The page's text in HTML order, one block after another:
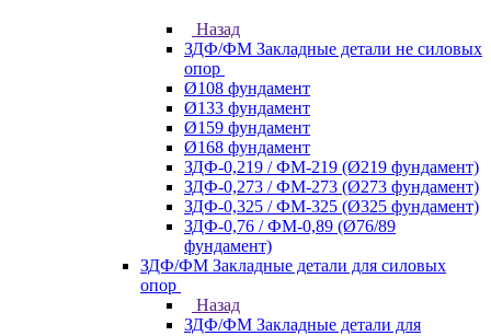
Назад
ЗДФ/ФМ Закладные детали не силовых
опор
Ø108 фундамент
Ø133 фундамент
Ø159 фундамент
Ø168 фундамент
ЗДФ-0,219 / ФМ-219 (Ø219 фундамент)
ЗДФ-0,273 / ФМ-273 (Ø273 фундамент)
ЗДФ-0,325 / ФМ-325 (Ø325 фундамент)
ЗДФ-0,76 / ФМ-0,89 (Ø76/89
фундамент)
ЗДФ/ФМ Закладные детали для силовых
опор
Назад
ЗДФ/ФМ Закладные детали для